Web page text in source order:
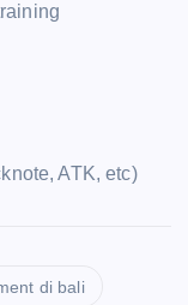
ATK, etc)
di bali